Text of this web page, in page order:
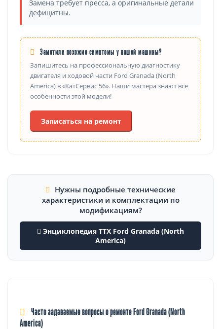
Замена требует пресса, а оригинальные детали
дефицитны.
Заметили похожие симптомы у вашей машины?
Запишитесь на профессиональную диагностику
двигателя и ходовой части Ford Granada (North
America) в «КатСервис 56». Наши мастера знают все
особенности этой модели!
Записаться на ремонт
Нужны подробные технические
характеристики и комплектации по
модификациям?
Энциклопедия ТТХ Ford Granada (North
America)
Часто задаваемые вопросы о ремонте Ford Granada (North
America)